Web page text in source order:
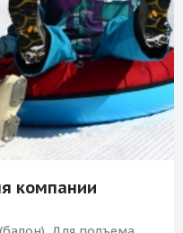
компании